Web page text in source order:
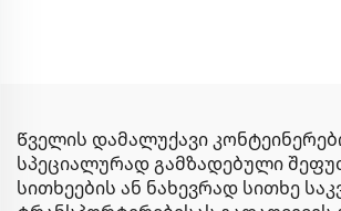
Წველის დამალუქავი
სპეციალურად გამზადებული
სითხეების ან ნახევრად სითხე